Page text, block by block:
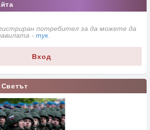
потребител за да можете да
- тук
Вход